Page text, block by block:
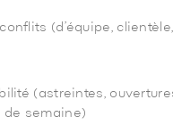
(d’équipe,
(astreintes,
semaine)